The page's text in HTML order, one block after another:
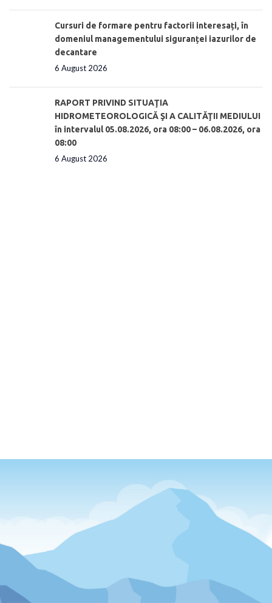
Cursuri de formare pentru factorii interesați, în
domeniul managementului siguranței iazurilor de
decantare
6 August 2026
RAPORT PRIVIND SITUAŢIA
HIDROMETEOROLOGICĂ ŞI A CALITĂŢII MEDIULUI
în intervalul 05.08.2026, ora 08:00 – 06.08.2026, ora
08:00
6 August 2026